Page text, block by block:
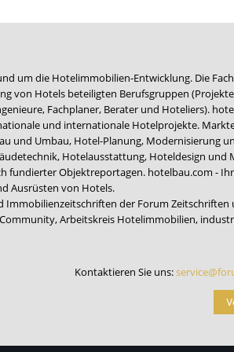
um die Hotelimmobilien-Entwicklung. Die
von Hotels beteiligten Berufsgruppen
Fachplaner, Berater und Hoteliers).
und internationale Hotelprojekte.
und Umbau, Hotel-Planung, Modernisierung
Hotelausstattung, Hoteldesign und
fundierter Objektreportagen. hotelbau.com -
Ausrüsten von Hotels.
der Forum Zeitschriften
,Arbeitskreis Hotelimmobilien,
Kontaktieren Sie uns: